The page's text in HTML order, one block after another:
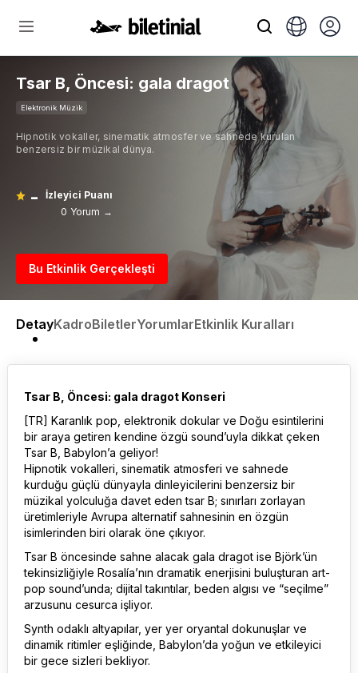
Tsar B, Öncesi: gala dragot
Elektronik Müzik
Hipnotik vokaller, sinematik atmosfer ve sahnede kurulan
benzersiz bir müzikal dünya.
-
İzleyici Puanı
0 Yorum →
Bu Etkinlik Gerçekleşti
DetayKadroBiletlerYorumlarEtkinlik Kuralları
Tsar B, Öncesi: gala dragot Konseri
[TR] Karanlık pop, elektronik dokular ve Doğu esintilerini
bir araya getiren kendine özgü sound’uyla dikkat çeken
Tsar B, Babylon’a geliyor!
Hipnotik vokalleri, sinematik atmosferi ve sahnede
kurduğu güçlü dünyayla dinleyicilerini benzersiz bir
müzikal yolculuğa davet eden tsar B; sınırları zorlayan
üretimleriyle Avrupa alternatif sahnesinin en özgün
isimlerinden biri olarak öne çıkıyor.
Tsar B öncesinde sahne alacak gala dragot ise Björk’ün
tekinsizliğiyle Rosalía’nın dramatik enerjisini buluşturan art-
pop sound’unda; dijital takıntılar, beden algısı ve “seçilme”
arzusunu cesurca işliyor.
Synth odaklı altyapılar, yer yer oryantal dokunuşlar ve
dinamik ritimler eşliğinde, Babylon’da yoğun ve etkileyici
bir gece sizleri bekliyor.